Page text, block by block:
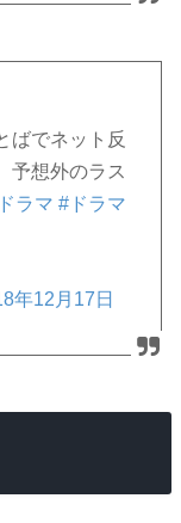
ばでネット反
予想外のラス
ラマ #ドラマ
年12月17日